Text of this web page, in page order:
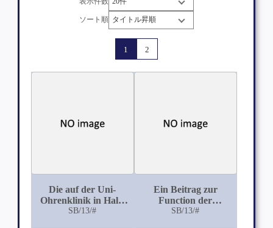
ソート順
1 2
Die auf der Uni-
Ohrenklinik in Halle
während des letzten
SB/13/#
Ein Beitrag zur
Function der
Bogengänge des
SB/13/#